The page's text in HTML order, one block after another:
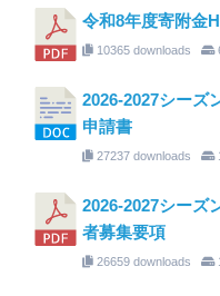
令和8年度寄附金
10365 downloads
2026-2027シーズ
申請書
27237 downloads
2026-2027シーズ
者募集要項
26659 downloads